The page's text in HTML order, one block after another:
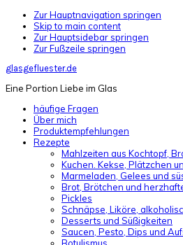
Zur Hauptnavigation springen
Skip to main content
Zur Hauptsidebar springen
Zur Fußzeile springen
glasgefluester.de
Eine Portion Liebe im Glas
häufige Fragen
Über mich
Produktempfehlungen
Rezepte
Mahlzeiten aus Kochtopf,
Kuchen. Kekse, Plätzchen
Marmeladen, Gelees und
Brot, Brötchen und
Pickles
Schnäpse, Liköre,
Desserts und Süßigkeiten
Saucen, Pesto, Dips und